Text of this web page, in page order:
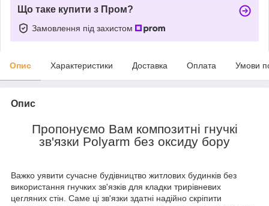
Що таке купити з Пром?
Замовлення під захистом
Опис Характеристики Доставка Оплата Умови
Опис
Пропонуємо Вам композитні гнучкі
зв'язки Polyarm без оксиду бору
Важко уявити сучасне будівництво житлових будинків без
використання гнучких зв'язків для кладки трирівневих
цегляних стін. Саме ці зв'язки здатні надійно скріпити